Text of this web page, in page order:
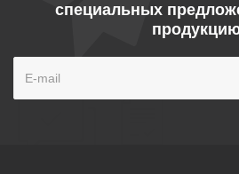
специальных